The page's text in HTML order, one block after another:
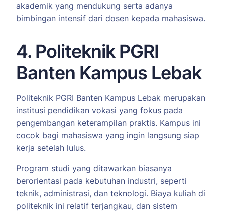
akademik yang mendukung serta adanya
bimbingan intensif dari dosen kepada mahasiswa.
4. Politeknik PGRI
Banten Kampus Lebak
Politeknik PGRI Banten Kampus Lebak merupakan
institusi pendidikan vokasi yang fokus pada
pengembangan keterampilan praktis. Kampus ini
cocok bagi mahasiswa yang ingin langsung siap
kerja setelah lulus.
Program studi yang ditawarkan biasanya
berorientasi pada kebutuhan industri, seperti
teknik, administrasi, dan teknologi. Biaya kuliah di
politeknik ini relatif terjangkau, dan sistem